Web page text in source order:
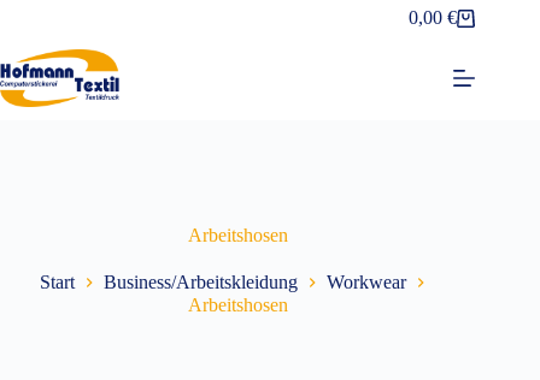
springen
Warenkorb
0,00€
Arbeitshosen
Start Business/Arbeitskleidung
Workwear
Arbeitshosen